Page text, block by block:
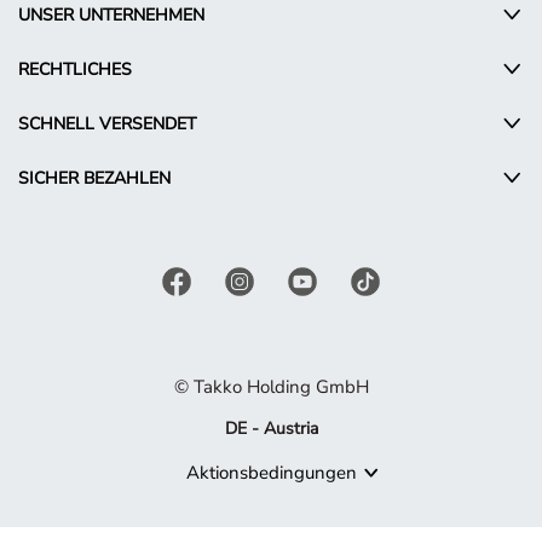
UNSER UNTERNEHMEN
RECHTLICHES
SCHNELL VERSENDET
SICHER BEZAHLEN
© Takko Holding GmbH
DE - Austria
Aktionsbedingungen